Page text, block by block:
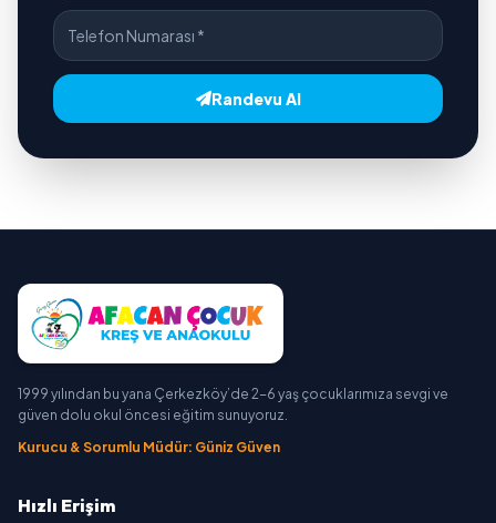
Randevu Al
1999 yılından bu yana Çerkezköy’de 2-6 yaş çocuklarımıza sevgi ve
güven dolu okul öncesi eğitim sunuyoruz.
Kurucu & Sorumlu Müdür: Güniz Güven
Hızlı Erişim